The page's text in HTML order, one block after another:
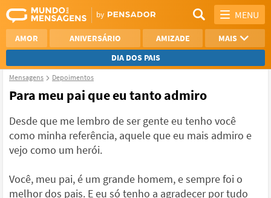
MENU
AMOR ANIVERSÁRIO AMIZADE
MAIS
DIA DOS PAIS
REFLEXÃO
AGRADECIMENTO
NAMORO
VER TODAS
Mensagens Depoimentos
Para meu pai que eu tanto admiro
Desde que me lembro de ser gente eu tenho você
como minha referência, aquele que eu mais admiro e
vejo como um herói.
Você, meu pai, é um grande homem, e sempre foi o
melhor dos pais. E eu só tenho a agradecer por tudo